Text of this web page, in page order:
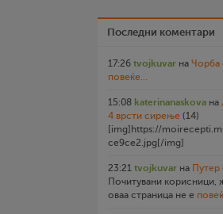
Последни коментари
17:26 tvojkuvar на Чорба
повеќе...
15:08 katerinanaskova на
4 врсти сирење (14)
[img]https://
ce9ce2.jpg[/img]
23:21 tvojkuvar на
Почитувани корисници,
оваа страница не е